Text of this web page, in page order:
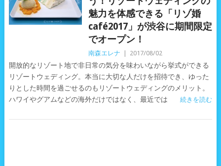
魅力を体感できる「リゾ婚
café2017」が渋谷に期間限定
でオープン！
南森エレナ 2017/08/02
開放的なリゾート地で非日常の気分を味わいながら挙式ができる
リゾートウェディング。本当に大切な人だけを招待でき、ゆった
りとした時間を過ごせるのもリゾートウェディングのメリット。
ハワイやグアムなどの海外だけではなく、最近では
続きを読む